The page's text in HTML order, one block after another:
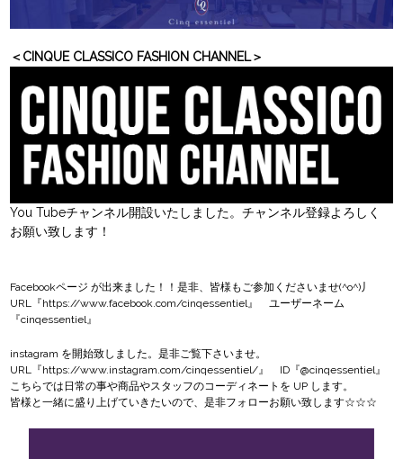
＜CINQUE CLASSICO FASHION CHANNEL＞
You Tubeチャンネル開設いたしました。チャンネル登録よろしく
お願い致します！
Facebookページ が出来ました！！是非、皆様もご参加くださいませ(^o^)丿
URL『https://www.facebook.com/cinqessentiel』 ユーザーネーム
『cinqessentiel』
instagram を開始致しました。是非ご覧下さいませ。
URL『https://www.instagram.com/cinqessentiel/』 ID『@cinqessentiel』
こちらでは日常の事や商品やスタッフのコーディネートを UP します。
皆様と一緒に盛り上げていきたいので、是非フォローお願い致します☆☆☆